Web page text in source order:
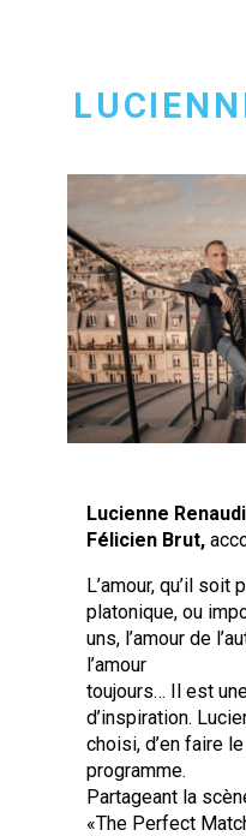
Lucienne
Félicien Brut,
L’amour, qu’il soit
platonique, ou
uns, l’amour de
l’amour
toujours… Il est
d’inspiration.
choisi, d’en faire
programme.
Partageant la
«The Perfect